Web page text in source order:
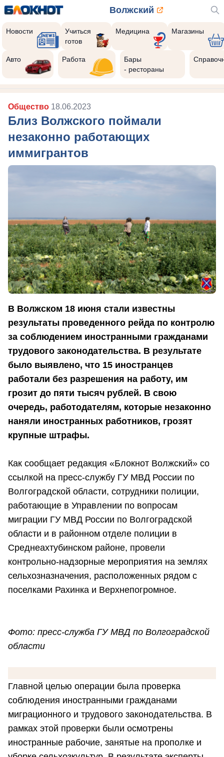
Волжский
Новости
Учиться
готов
Медицина Магазины
Авто Работа
Бары
- рестораны
Общество 18.06.2023
Близ Волжского поймали
незаконно работающих
иммигрантов
В Волжском 18 июня стали известны
результаты проведенного рейда по контролю
за соблюдением иностранными гражданами
трудового законодательства. В результате
было выявлено, что 15 иностранцев
работали без разрешения на работу, им
грозит до пяти тысяч рублей. В свою
очередь, работодателям, которые незаконно
наняли иностранных работников, грозят
крупные штрафы.
Как сообщает редакция «Блокнот Волжский» со
ссылкой на пресс-службу ГУ МВД России по
Волгоградской области, сотрудники полиции,
работающие в Управлении по вопросам
миграции ГУ МВД России по Волгоградской
области и в районном отделе полиции в
Среднеахтубинском районе, провели
контрольно-надзорные мероприятия на землях
сельхозназначения, расположенных рядом с
поселками Рахинка и Верхнепогромное.
Фото: пресс-служба ГУ МВД по Волгоградской
области
Главной целью операции была проверка
соблюдения иностранными гражданами
миграционного и трудового законодательства. В
рамках этой проверки были осмотрены
иностранные рабочие, занятые на прополке и